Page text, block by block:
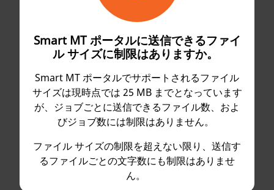
Smart MT ポータルに送信できるファイ
ル サイズに制限はありますか。
Smart MT ポータルでサポートされるファイル
サイズは現時点では 25 MB までとなっています
が、ジョブごとに送信できるファイル数、およ
びジョブ数には制限はありません。
ファイル サイズの制限を超えない限り、送信す
るファイルごとの文字数にも制限はありませ
ん。